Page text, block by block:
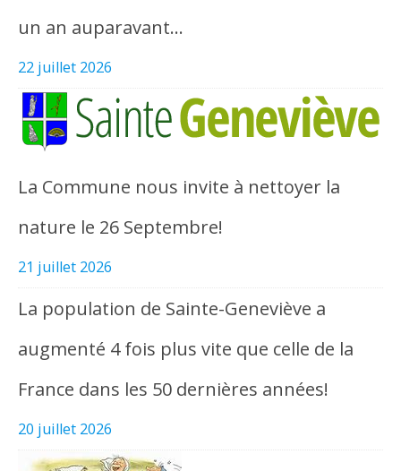
un an auparavant…
22 juillet 2026
La Commune nous invite à nettoyer la
nature le 26 Septembre!
21 juillet 2026
La population de Sainte-Geneviève a
augmenté 4 fois plus vite que celle de la
France dans les 50 dernières années!
20 juillet 2026